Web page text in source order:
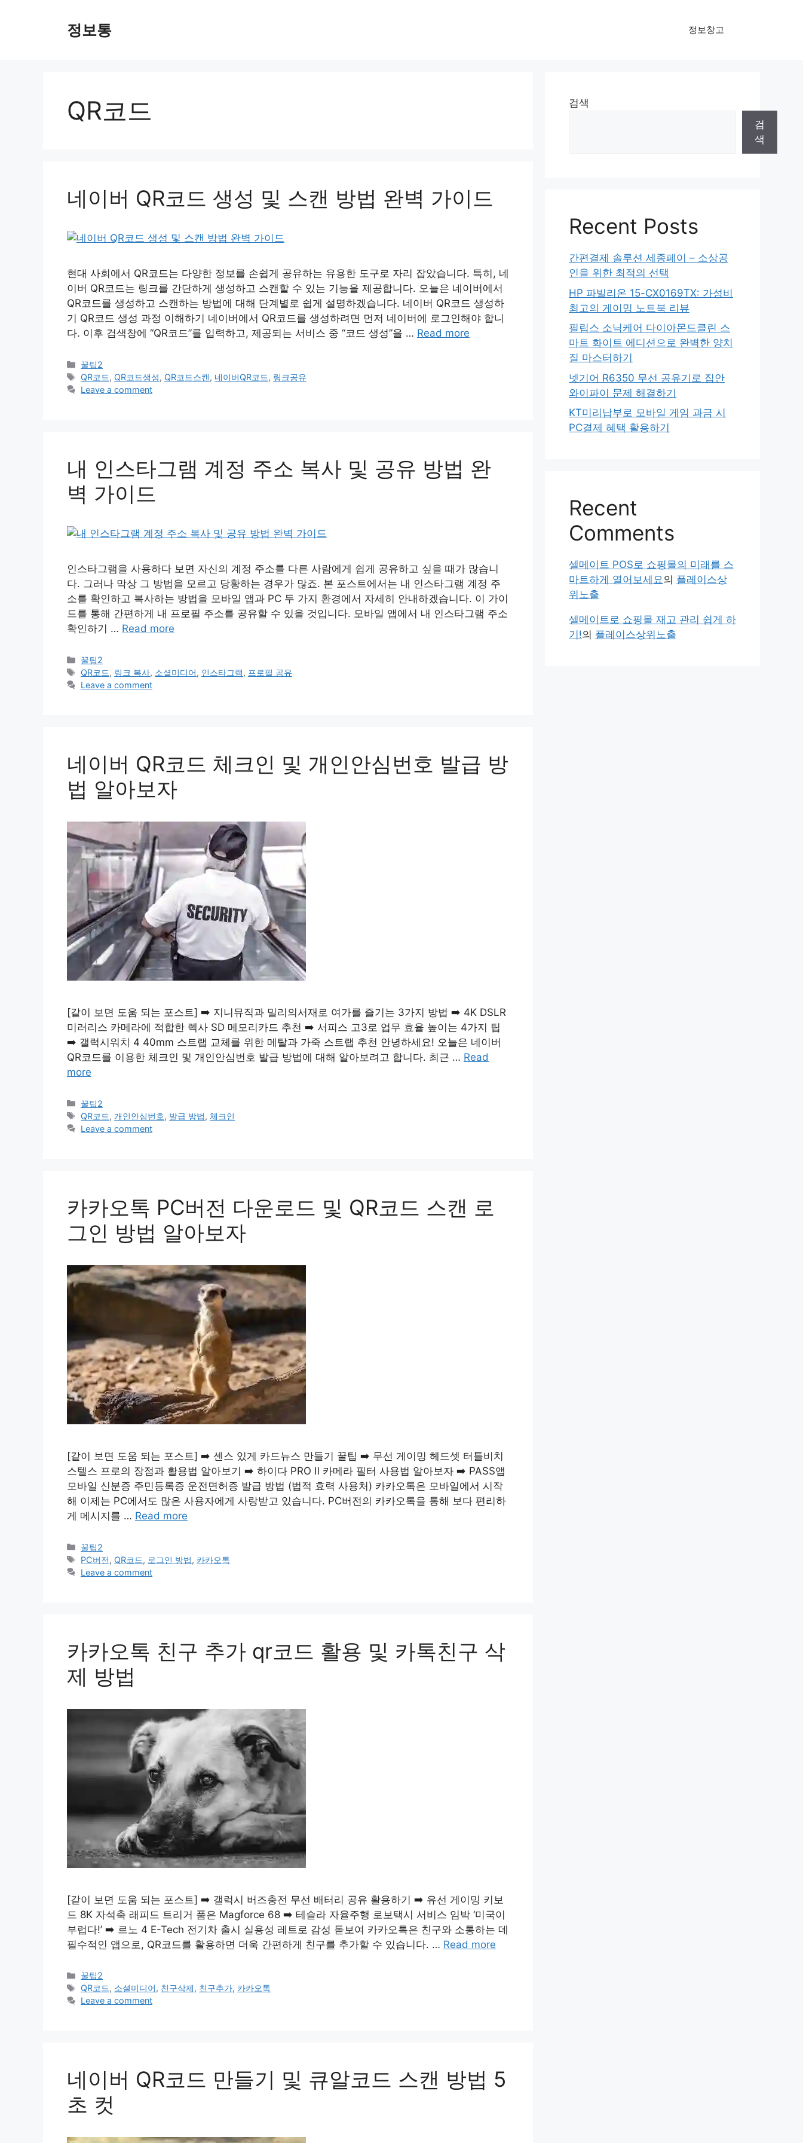
정보통 정보창고
QR코드
네이버 QR코드 생성 및 스캔 방법 완벽 가이드
현대 사회에서 QR코드는 다양한 정보를 손쉽게 공유하는 유용한 도구로 자리 잡았습니다. 특히, 네
이버 QR코드는 링크를 간단하게 생성하고 스캔할 수 있는 기능을 제공합니다. 오늘은 네이버에서
QR코드를 생성하고 스캔하는 방법에 대해 단계별로 쉽게 설명하겠습니다. 네이버 QR코드 생성하
기 QR코드 생성 과정 이해하기 네이버에서 QR코드를 생성하려면 먼저 네이버에 로그인해야 합니
다. 이후 검색창에 “QR코드”를 입력하고, 제공되는 서비스 중 “코드 생성”을 … Read more
Categories
꿀팁2
Tags
QR코드, QR코드생성, QR코드스캔, 네이버QR코드, 링크공유
Leave a comment
내 인스타그램 계정 주소 복사 및 공유 방법 완
벽 가이드
인스타그램을 사용하다 보면 자신의 계정 주소를 다른 사람에게 쉽게 공유하고 싶을 때가 많습니
다. 그러나 막상 그 방법을 모르고 당황하는 경우가 많죠. 본 포스트에서는 내 인스타그램 계정 주
소를 확인하고 복사하는 방법을 모바일 앱과 PC 두 가지 환경에서 자세히 안내하겠습니다. 이 가이
드를 통해 간편하게 내 프로필 주소를 공유할 수 있을 것입니다. 모바일 앱에서 내 인스타그램 주소
확인하기 … Read more
Categories
꿀팁2
Tags
QR코드, 링크 복사, 소셜미디어, 인스타그램, 프로필 공유
Leave a comment
네이버 QR코드 체크인 및 개인안심번호 발급 방
법 알아보자
[같이 보면 도움 되는 포스트] ➡️ 지니뮤직과 밀리의서재로 여가를 즐기는 3가지 방법 ➡️ 4K DSLR
미러리스 카메라에 적합한 렉사 SD 메모리카드 추천 ➡️ 서피스 고3로 업무 효율 높이는 4가지 팁
➡️ 갤럭시워치 4 40mm 스트랩 교체를 위한 메탈과 가죽 스트랩 추천 안녕하세요! 오늘은 네이버
QR코드를 이용한 체크인 및 개인안심번호 발급 방법에 대해 알아보려고 합니다. 최근 … Read
more
Categories
꿀팁2
Tags
QR코드, 개인안심번호, 발급 방법, 체크인
Leave a comment
카카오톡 PC버전 다운로드 및 QR코드 스캔 로
그인 방법 알아보자
[같이 보면 도움 되는 포스트] ➡️ 센스 있게 카드뉴스 만들기 꿀팁 ➡️ 무선 게이밍 헤드셋 터틀비치
스텔스 프로의 장점과 활용법 알아보기 ➡️ 하이다 PRO Ⅱ 카메라 필터 사용법 알아보자 ➡️ PASS앱
모바일 신분증 주민등록증 운전면허증 발급 방법 (법적 효력 사용처) 카카오톡은 모바일에서 시작
해 이제는 PC에서도 많은 사용자에게 사랑받고 있습니다. PC버전의 카카오톡을 통해 보다 편리하
게 메시지를 … Read more
Categories
꿀팁2
Tags
PC버전, QR코드, 로그인 방법, 카카오톡
Leave a comment
카카오톡 친구 추가 qr코드 활용 및 카톡친구 삭
제 방법
[같이 보면 도움 되는 포스트] ➡️ 갤럭시 버즈충전 무선 배터리 공유 활용하기 ➡️ 유선 게이밍 키보
드 8K 자석축 래피드 트리거 품은 Magforce 68 ➡️ 테슬라 자율주행 로보택시 서비스 임박 ‘미국이
부럽다!’ ➡️ 르노 4 E-Tech 전기차 출시 실용성 레트로 감성 돋보여 카카오톡은 친구와 소통하는 데
필수적인 앱으로, QR코드를 활용하면 더욱 간편하게 친구를 추가할 수 있습니다. … Read more
Categories
꿀팁2
Tags
QR코드, 소셜미디어, 친구삭제, 친구추가, 카카오톡
Leave a comment
네이버 QR코드 만들기 및 큐알코드 스캔 방법 5
초 컷
검색
검
색
Recent Posts
간편결제 솔루션 세종페이 – 소상공
인을 위한 최적의 선택
HP 파빌리온 15-CX0169TX: 가성비
최고의 게이밍 노트북 리뷰
필립스 소닉케어 다이아몬드클린 스
마트 화이트 에디션으로 완벽한 양치
질 마스터하기
넷기어 R6350 무선 공유기로 집안
와이파이 문제 해결하기
KT미리납부로 모바일 게임 과금 시
PC결제 혜택 활용하기
Recent
Comments
셀메이트 POS로 쇼핑몰의 미래를 스
마트하게 열어보세요의 플레이스상
위노출
셀메이트로 쇼핑몰 재고 관리 쉽게 하
기!의 플레이스상위노출